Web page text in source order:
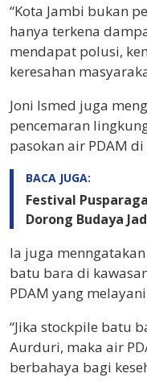
“Kota Jambi bukan
hanya terkena
mendapat polusi,
keresahan
Joni Ismed juga
pencemaran
pasokan air PDAM di
BACA JUGA:
Festival
Dorong Budaya
Ia juga
batu bara di
PDAM yang
“Jika stockpile batu
Aurduri, maka air
berbahaya bagi